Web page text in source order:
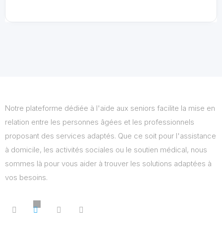
Notre plateforme dédiée à l'aide aux seniors facilite la mise en
relation entre les personnes âgées et les professionnels
proposant des services adaptés. Que ce soit pour l'assistance
à domicile, les activités sociales ou le soutien médical, nous
sommes là pour vous aider à trouver les solutions adaptées à
vos besoins.